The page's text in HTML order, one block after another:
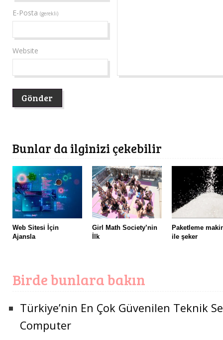
E-Posta (gerekli)
Website
Bunlar da ilginizi çekebilir
Web Sitesi İçin
Ajansla
Girl Math Society’nin
İlk
Paketleme
ile şeker
Birde bunlara bakın
Türkiye’nin En Çok Güvenilen Teknik
Computer